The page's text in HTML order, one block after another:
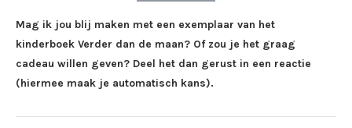
Mag ik jou blij maken met een exemplaar van het
kinderboek Verder dan de maan? Of zou je het graag
cadeau willen geven? Deel het dan gerust in een reactie
(hiermee maak je automatisch kans).